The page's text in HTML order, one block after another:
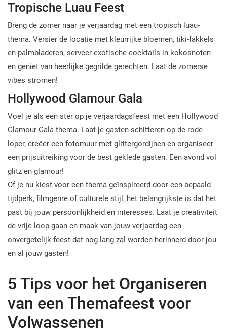
Tropische Luau Feest
Breng de zomer naar je verjaardag met een tropisch luau-
thema. Versier de locatie met kleurrijke bloemen, tiki-fakkels
en palmbladeren, serveer exotische cocktails in kokosnoten
en geniet van heerlijke gegrilde gerechten. Laat de zomerse
vibes stromen!
Hollywood Glamour Gala
Voel je als een ster op je verjaardagsfeest met een Hollywood
Glamour Gala-thema. Laat je gasten schitteren op de rode
loper, creëer een fotomuur met glittergordijnen en organiseer
een prijsuitreiking voor de best geklede gasten. Een avond vol
glitz en glamour!
Of je nu kiest voor een thema geïnspireerd door een bepaald
tijdperk, filmgenre of culturele stijl, het belangrijkste is dat het
past bij jouw persoonlijkheid en interesses. Laat je creativiteit
de vrije loop gaan en maak van jouw verjaardag een
onvergetelijk feest dat nog lang zal worden herinnerd door jou
en al jouw gasten!
5 Tips voor het Organiseren
van een Themafeest voor
Volwassenen